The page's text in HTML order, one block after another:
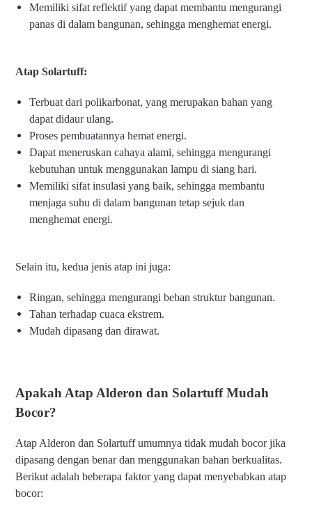
Memiliki sifat reflektif yang dapat membantu mengurangi
panas di dalam bangunan, sehingga menghemat energi.
Atap Solartuff:
Terbuat dari polikarbonat, yang merupakan bahan yang
dapat didaur ulang.
Proses pembuatannya hemat energi.
Dapat meneruskan cahaya alami, sehingga mengurangi
kebutuhan untuk menggunakan lampu di siang hari.
Memiliki sifat insulasi yang baik, sehingga membantu
menjaga suhu di dalam bangunan tetap sejuk dan
menghemat energi.
Selain itu, kedua jenis atap ini juga:
Ringan, sehingga mengurangi beban struktur bangunan.
Tahan terhadap cuaca ekstrem.
Mudah dipasang dan dirawat.
Apakah Atap Alderon dan Solartuff Mudah
Bocor?
Atap Alderon dan Solartuff umumnya tidak mudah bocor jika
dipasang dengan benar dan menggunakan bahan berkualitas.
Berikut adalah beberapa faktor yang dapat menyebabkan atap
bocor: